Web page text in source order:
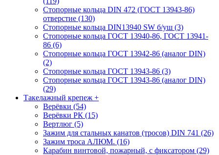
Стопорные кольца DIN 472 (ГОСТ 13943-86)
отверстие (130)
Стопорные кольца DIN13940 SW б/уш (3)
Стопорные кольца ГОСТ 13940-86, ГОСТ 13941-
86 (6)
Стопорные кольца ГОСТ 13942-86 (аналог DIN)
(2)
Стопорные кольца ГОСТ 13943-86 (3)
Стопорные кольца ГОСТ 13943-86 (аналог DIN)
(29)
Такелажный крепеж +
Верёвки (54)
Верёвки РК (15)
Вертлюг (5)
Зажим для стальных канатов (тросов) DIN 741 (26)
Зажим троса АЛЮМ. (16)
Карабин винтовой, пожарный, с фиксатором (29)